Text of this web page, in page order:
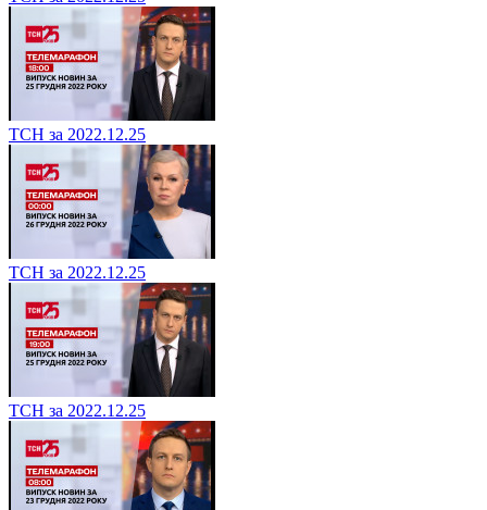
ТСН за 2022.12.25
ТСН за 2022.12.25
ТСН за 2022.12.25